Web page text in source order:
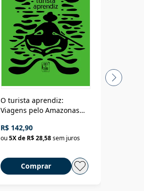
O turista aprendiz:
Viagens pelo Amazonas
até a Bolívia e por Marajó
até dizer chega
R$ 142,90
ou5X de R$ 28,58sem juros
Comprar